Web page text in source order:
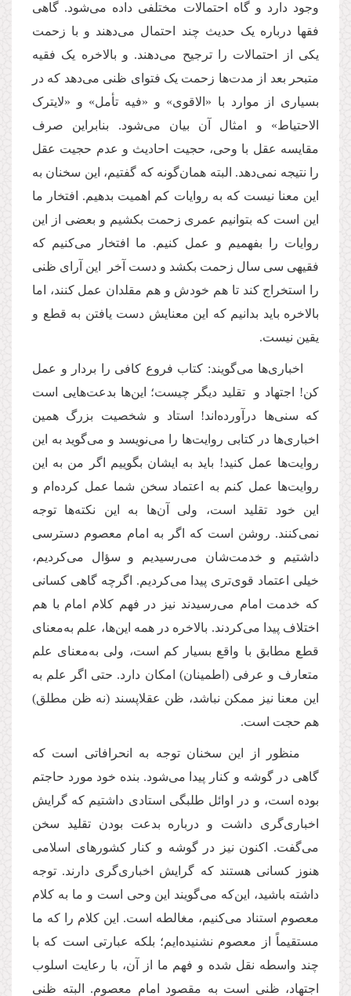
وجود دارد و گاه احتمالات مختلفی داده می‌شود. گاهی
فقها درباره یک حدیث چند احتمال می‌دهند و با زحمت
یکی از احتمالات را ترجیح می‌دهند. و بالاخره یک فقیه
متبحر بعد از مدت‌ها زحمت یک فتوای ظنی می‌دهد که در
بسیاری از موارد با «الاقوى» و «فیه تأمل» و «لایترک
الاحتیاط» و امثال آن بیان می‌شود. بنابراین صرف
مقایسه عقل با وحی، حجیت احادیث و عدم حجیت عقل
را نتیجه نمی‌دهد. البته همان‌گونه که گفتیم، این سخنان به
این معنا نیست که به روایات کم اهمیت بدهیم. افتخار ما
این است که بتوانیم عمری زحمت بکشیم و بعضی از این
روایات را بفهمیم و عمل کنیم. ما افتخار می‌کنیم که
فقیهی سی سال زحمت بکشد و دست آخر این آرای ظنی
را استخراج کند تا هم خودش و هم مقلدان عمل کنند، اما
بالاخره باید بدانیم که این معنایش دست یافتن به قطع و
یقین نیست.
اخباری‌ها می‌گویند: کتاب فروع کافی را بردار و عمل
کن! اجتهاد و تقلید دیگر چیست؛ این‌ها بدعت‌هایی است
که سنی‌ها درآورده‌اند! استاد و شخصیت بزرگ‌ همین
اخباری‌ها در کتابی روایت‌ها را می‌نویسد و می‌گوید به این
روایت‌ها عمل کنید! باید به ایشان بگوییم اگر من به این
روایت‌ها عمل کنم به اعتماد سخن شما عمل کرده‌ام و
این خود تقلید است، ولی آن‌ها به این نکته‌ها توجه
نمی‌کنند. روشن است که اگر به امام معصوم دسترسی
داشتیم و خدمت‌شان می‌رسیدیم و سؤال می‌کردیم،
خیلی اعتماد قوی‌‌تری پیدا می‌کردیم. اگرچه گاهی کسانی
که خدمت امام می‌رسیدند نیز در فهم کلام امام با هم
اختلاف پیدا می‌کردند. بالاخره در همه این‌ها، علم به‌‌معنای
قطع مطابق با واقع بسیار کم است، ولی به‌معنای علم
متعارف و عرفی (اطمینان) امکان دارد. حتی اگر علم به
این معنا نیز ممكن نباشد، ظن عقلاپسند (نه ظن مطلق)
هم حجت است.
منظور از این سخنان توجه به انحرافاتی است که
گاهی در گوشه و کنار پیدا می‌شود. بنده خود مورد حاجتم
بوده است، و در اوائل طلبگی‌ استادی داشتیم که گرایش
اخباری‌گری داشت و درباره بدعت بودن تقلید سخن
می‌گفت. اکنون نیز در گوشه و کنار کشورهای اسلامی
هنوز کسانی هستند که گرایش اخباری‌گری دارند. توجه
داشته باشید، این‌که می‌گویند این وحی است و ما به کلام
معصوم استناد می‌کنیم، مغالطه است. این کلام را که ما
مستقیماً از معصوم نشنیده‌ایم؛ بلكه عبارتی است که با
چند واسطه نقل شده و فهم ما از آن، با رعایت اسلوب
اجتهاد، ظنی است به مقصود امام معصوم. البته ظنی